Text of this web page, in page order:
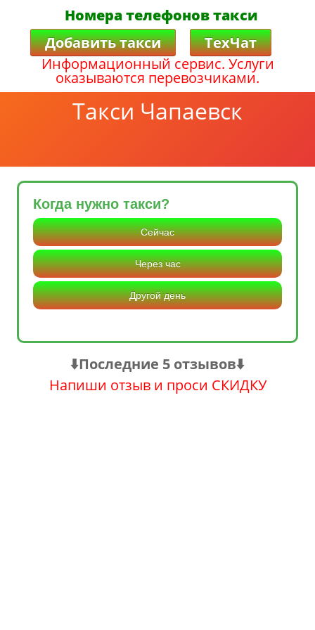
Номера телефонов такси
Добавить такси
ТехЧат
Информационный сервис. Услуги
оказываются перевозчиками.
Такси Чапаевск
Когда нужно такси?
Сейчас
Через час
Другой день
⬇️Последние 5 отзывов⬇️
Напиши отзыв и проси СКИДКУ